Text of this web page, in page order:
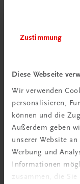
Zustimmung
Diese Webseite
Wir verwenden
personalisieren,
können und die
Außerdem geben
unserer Website
Werbung und
Informationen
zusammen, die
Lösungsheft – E-